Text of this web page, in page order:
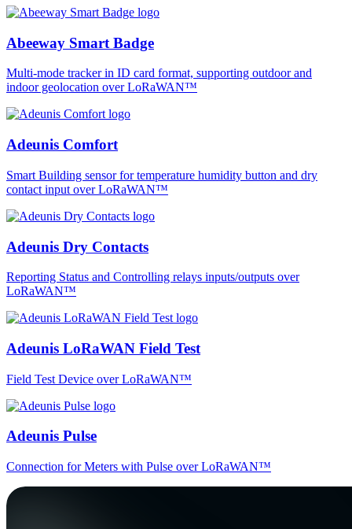
Abeeway Smart Badge
Multi-mode tracker in ID card format, supporting outdoor and
indoor geolocation over LoRaWAN™
Adeunis Comfort
Smart Building sensor for temperature humidity button and dry
contact input over LoRaWAN™
Adeunis Dry Contacts
Reporting Status and Controlling relays inputs/outputs over
LoRaWAN™
Adeunis LoRaWAN Field Test
Field Test Device over LoRaWAN™
Adeunis Pulse
Connection for Meters with Pulse over LoRaWAN™